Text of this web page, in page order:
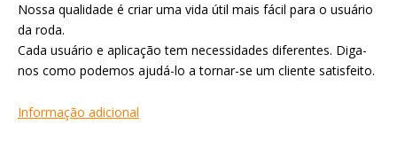
Nossa qualidade é criar uma vida útil mais fácil para o usuário
da roda.
Cada usuário e aplicação tem necessidades diferentes. Diga-
nos como podemos ajudá-lo a tornar-se um cliente satisfeito.
Informação adicional